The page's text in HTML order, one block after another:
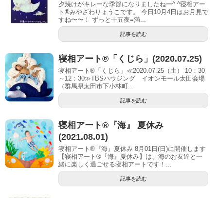
夕焼けがキレーな季節になりましたねー^ ^寝相アー
ト®︎みやざわりょうこです。 今日10月4日はお月見で
すね〜〜！ ずっと十五夜=満...
記事を読む
寝相アート®「くじら」(2020.07.25)
寝相アート®「くじら」≪2020.07.25（土） 10：30
～12：30≫TBSハウジング イオンモール太田会場
（群馬県太田市下小林町...
記事を読む
寝相アート®︎『海』 夏休み
(2021.08.01)
寝相アート®『海』夏休み 8月01日(日)に開催します
【寝相アート®︎『海』夏休み】は、海のお友達と一
緒に楽しく過ごせる寝相アートです！...
記事を読む